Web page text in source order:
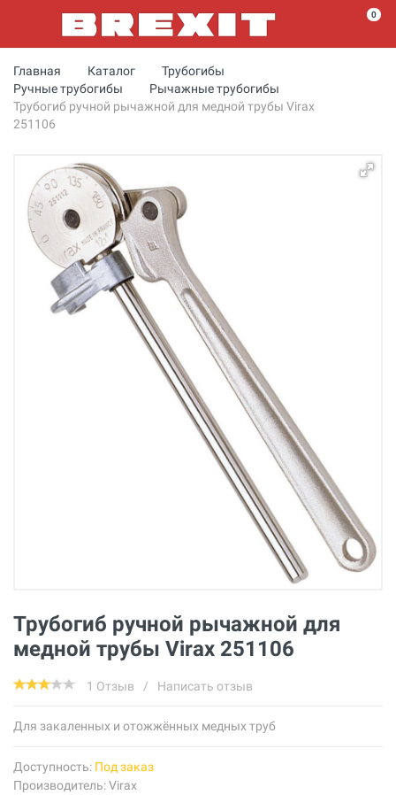
0
Главная Каталог
Трубогибы
Ручные трубогибы
Рычажные трубогибы
Трубогиб ручной рычажной для медной трубы Virax
251106
Трубогиб ручной рычажной для
медной трубы Virax 251106
1 Отзыв / Написать отзыв
Для закаленных и отожжённых медных труб
Доступность: Под заказ
Производитель:Virax